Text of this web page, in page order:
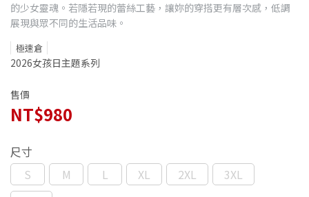
的少女靈魂。若隱若現的蕾絲工藝，讓妳的穿搭更有層次感，低調
展現與眾不同的生活品味。
極速倉
2026女孩日主題系列
售價
NT$980
尺寸
S
M L XL 2XL
3XL